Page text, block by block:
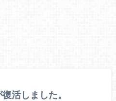
活しました。